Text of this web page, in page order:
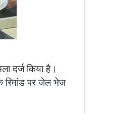
दर्ज किया है।
रिमांड पर जेल भेज